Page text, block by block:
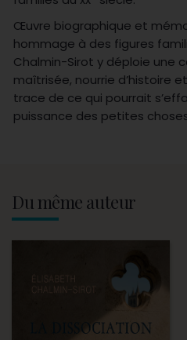
Œuvre biographique et
hommage à des figures
Chalmin-Sirot y déploie une
maîtrisée, nourrie d’histoire
trace de ce qui pourrait
puissance des petites
Du même auteur